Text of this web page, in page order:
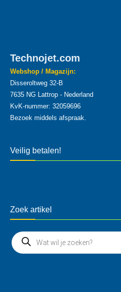
Technojet.com
Webshop / Magazijn:
Disseroltweg 32-B
7635 NG Lattrop - Nederland
KvK-nummer: 32059696
Bezoek middels afspraak.
Veilig betalen!
Zoek artikel